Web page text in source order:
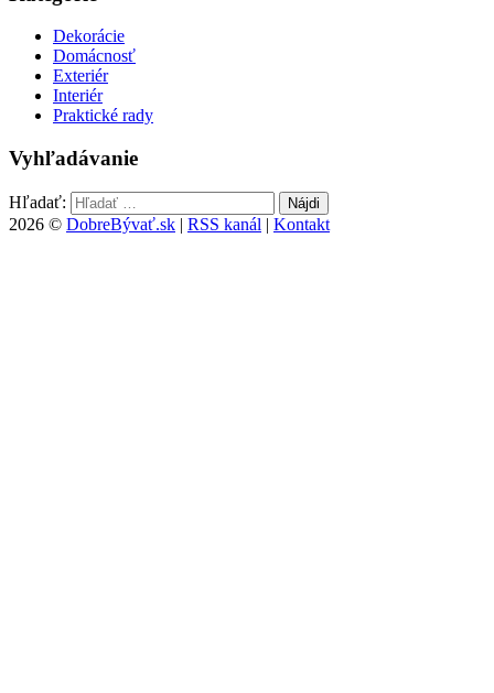
Dekorácie
Domácnosť
Exteriér
Interiér
Praktické rady
Vyhľadávanie
Hľadať:
2026 © DobreBývať.sk | RSS kanál | Kontakt